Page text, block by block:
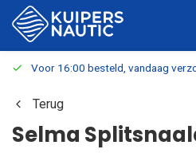
Voor 16:00 besteld, vandaag
Terug
Selma